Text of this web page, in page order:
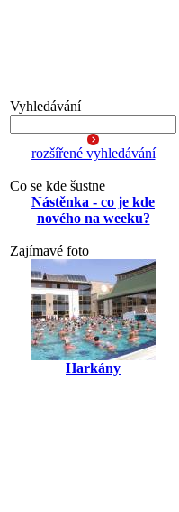
Vyhledávání
rozšířené vyhledávání
Co se kde šustne
Nástěnka - co je kde
nového na weeku?
Zajímavé foto
Harkány